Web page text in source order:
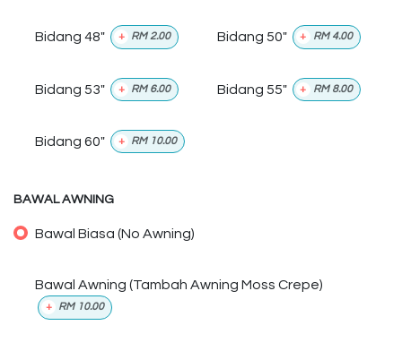
Bidang 48" + RM2.00 Bidang 50" + RM 4.00
Bidang 53" + RM 6.00 Bidang 55" + RM 8.00
Bidang 60" + RM 10.00
BAWAL AWNING
Bawal Biasa (No Awning)
Bawal Awning (Tambah Awning Moss Crepe)
+ RM 10.00